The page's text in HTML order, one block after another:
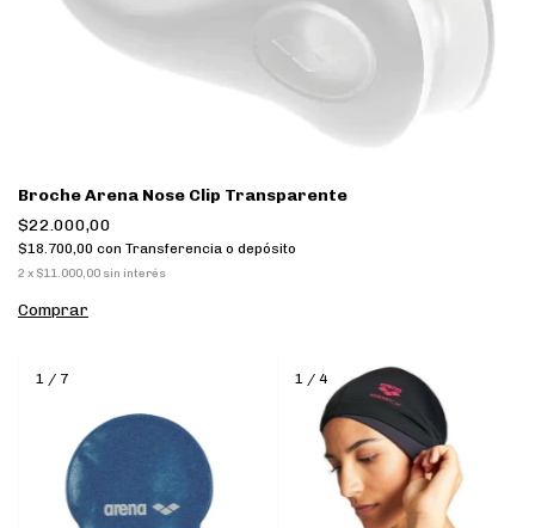
Broche Arena Nose Clip Transparente
$22.000,00
$18.700,00 con Transferencia o depósito
2 x $11.000,00 sin interés
Comprar
1 / 7 1/ 4